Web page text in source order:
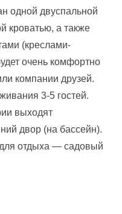
одной двуспальной
кроватью, а также
(креслами-
очень комфортно
компании друзей.
3-5 гостей.
выходят
двор (на бассейн).
отдыха — садовый